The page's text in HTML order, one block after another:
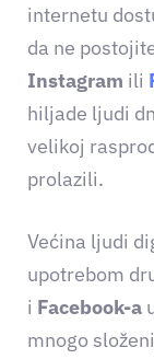
internetu
da ne
Instagram ili
hiljade ljudi
velikoj
prolazili.
Većina ljudi
upotrebom
i Facebook-a
mnogo